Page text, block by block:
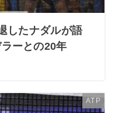
したナダルが語
ーとの20年
ATP